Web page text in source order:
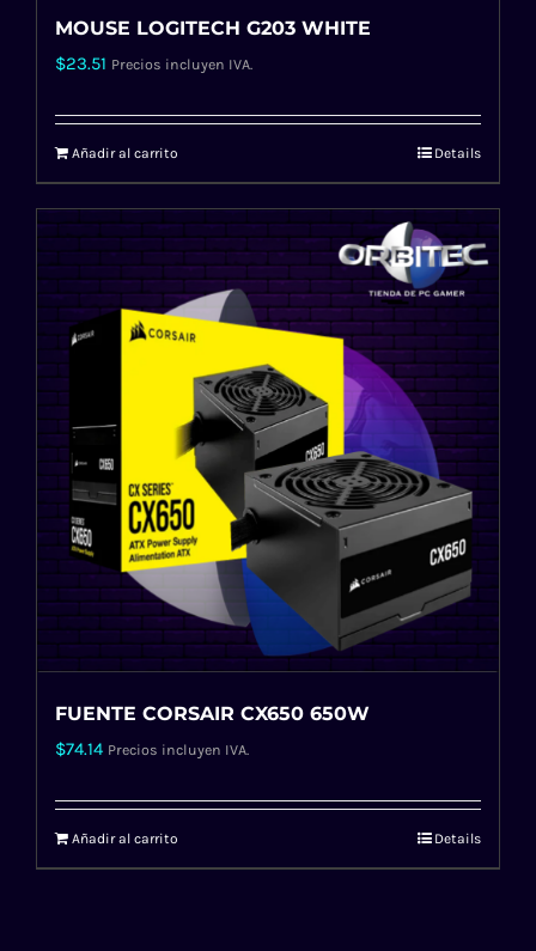
MOUSE LOGITECH G203 WHITE
$23.51 Precios incluyen IVA.
Añadir al carrito Details
FUENTE CORSAIR CX650 650W
$74.14 Precios incluyen IVA.
Añadir al carrito Details